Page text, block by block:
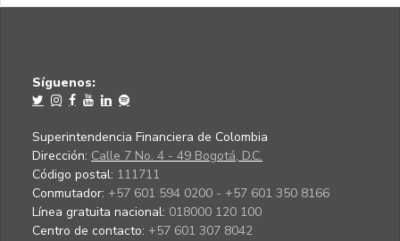
Síguenos:
Superintendencia Financiera de Colombia
Dirección: Calle 7 No. 4 - 49 Bogotá, D.C.
Código postal: 111711
Conmutador: +57 601 594 0200 - +57 601 350 8166
Línea gratuita nacional: 018000 120 100
Centro de contacto: +57 601 307 8042